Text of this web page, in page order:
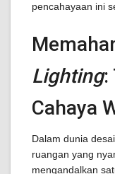
pencahayaan ini
Lighting:
Cahaya
Dalam dunia
ruangan yang
mengandalkan